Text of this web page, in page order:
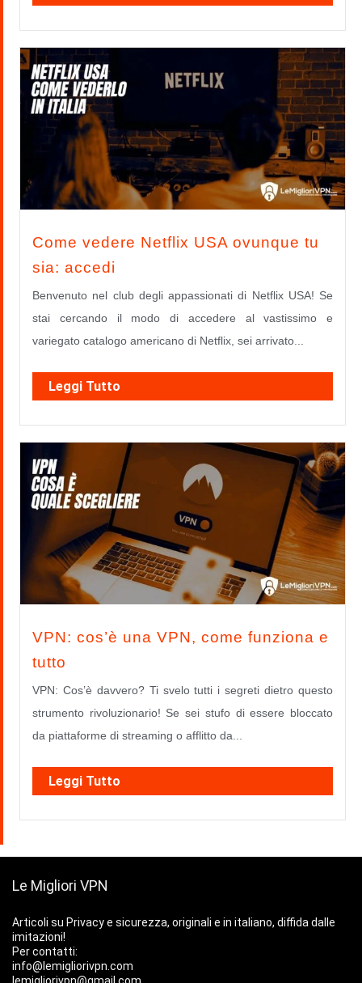
Come vedere Netflix USA ovunque tu
sia: accedi
Benvenuto nel club degli appassionati di Netflix USA! Se
stai cercando il modo di accedere al vastissimo e
variegato catalogo americano di Netflix, sei arrivato...
Leggi Tutto
VPN: cos’è una VPN, come funziona e
tutto
VPN: Cos’è davvero? Ti svelo tutti i segreti dietro questo
strumento rivoluzionario! Se sei stufo di essere bloccato
da piattaforme di streaming o afflitto da...
Leggi Tutto
Le Migliori VPN
Articoli su Privacy e sicurezza, originali e in italiano, diffida dalle
imitazioni!
Per contatti:
info@lemigliorivpn.com
lemigliorivpn@gmail.com